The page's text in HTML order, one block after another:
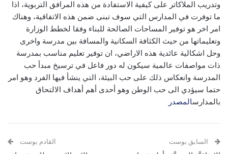
وتدريب الملاكاتر على كيفية الاستفادة من هذه المرافق التربوية، اذا
ما توفرت في المدارس التي سوف تبنى ضمن هذه الاتفاقية، وهناك
امر اخر هو توفير المساحات الصالحة للبناء وفقا لخطط الوزارة
وتعليماتها من حيث الكثافة السكانية والمسافة بين مدرسة واخرى
وحل اشكالية عائدية هذه الاراضي، ان توفير تعليم مناسب بمدرسة
ذات مواصفات عالمية سيكون له دور فاعل في ترسيخ مبدأ حب
المدرسة وانعكاس ذلك على حب البيئة، التي ينشأ فيها الفرد وهو امر
حتما سيؤدي الى حب الوطن وهو أحدى أهم أهداف الالتحاق
بالمدارسالمصدر
السابق بوست القادم بوست